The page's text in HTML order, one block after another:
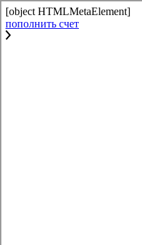
[object HTMLMetaElement]
пополнить счет